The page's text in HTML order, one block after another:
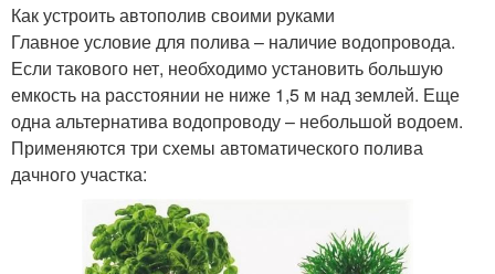
Как устроить автополив своими руками
Главное условие для полива – наличие водопровода.
Если такового нет, необходимо установить большую
емкость на расстоянии не ниже 1,5 м над землей. Еще
одна альтернатива водопроводу – небольшой водоем.
Применяются три схемы автоматического полива
дачного участка: